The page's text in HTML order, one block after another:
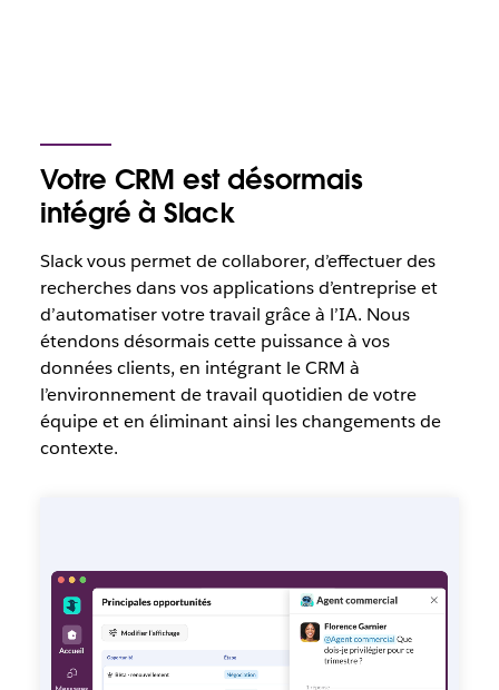
Votre CRM est désormais
intégré à Slack
Slack vous permet de collaborer, d’effectuer des
recherches dans vos applications d’entreprise et
d’automatiser votre travail grâce à l’IA. Nous
étendons désormais cette puissance à vos
données clients, en intégrant le CRM à
l’environnement de travail quotidien de votre
équipe et en éliminant ainsi les changements de
contexte.